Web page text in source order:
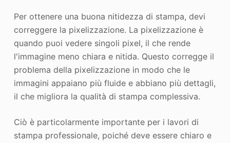
Per ottenere una buona nitidezza di stampa, devi
correggere la pixelizzazione. La pixelizzazione è
quando puoi vedere singoli pixel, il che rende
l'immagine meno chiara e nitida. Questo corregge il
problema della pixelizzazione in modo che le
immagini appaiano più fluide e abbiano più dettagli,
il che migliora la qualità di stampa complessiva.
Ciò è particolarmente importante per i lavori di
stampa professionale, poiché deve essere chiaro e